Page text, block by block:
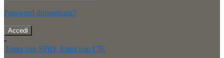
Password dimenticata?
-
Entra con SPID Entra con CIE